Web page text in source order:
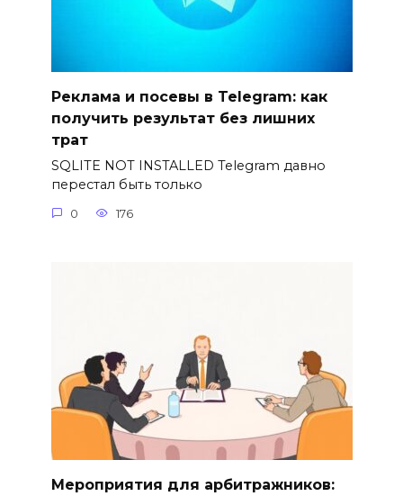
Реклама и посевы в Telegram: как
получить результат без лишних
трат
SQLITE NOT INSTALLED Telegram давно
перестал быть только
0 176
Мероприятия для арбитражников: